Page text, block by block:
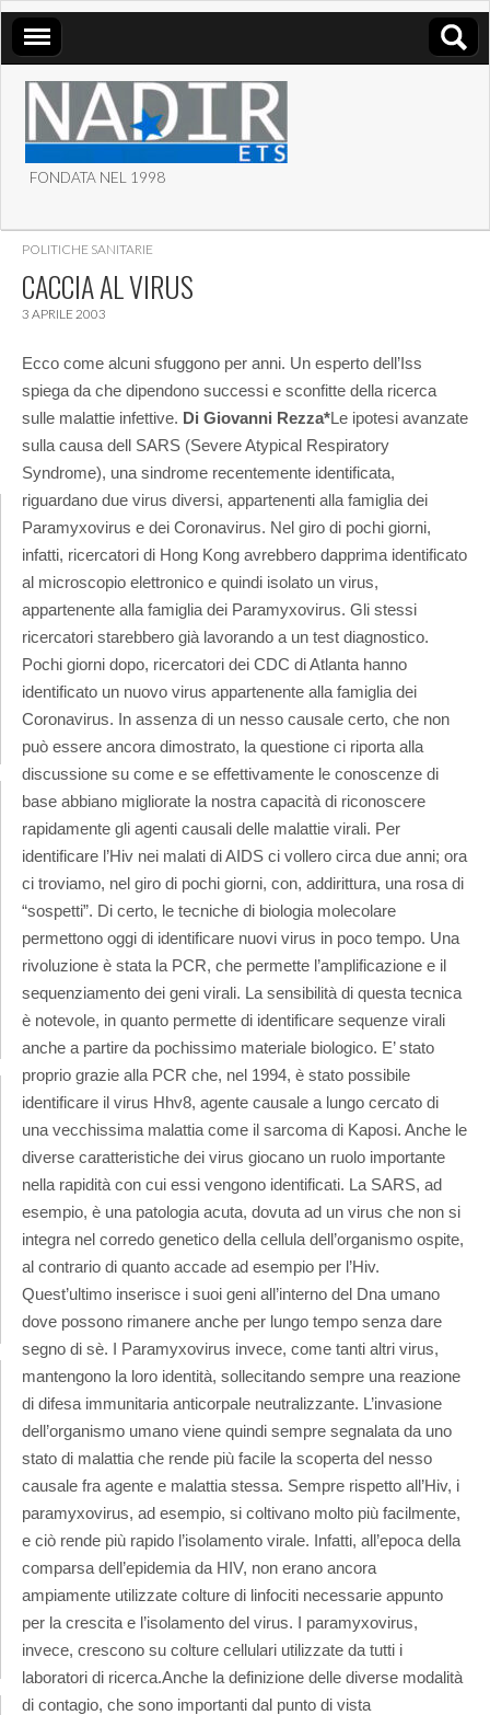
ASSOCIAZIONE NADIR
ETS
FONDATA NEL 1998
POLITICHE SANITARIE
CACCIA AL VIRUS
3 APRILE 2003
Ecco come alcuni sfuggono per anni. Un esperto dell’Iss
spiega da che dipendono successi e sconfitte della ricerca
sulle malattie infettive. Di Giovanni Rezza*Le ipotesi avanzate
sulla causa dell SARS (Severe Atypical Respiratory
Syndrome), una sindrome recentemente identificata,
riguardano due virus diversi, appartenenti alla famiglia dei
Paramyxovirus e dei Coronavirus. Nel giro di pochi giorni,
infatti, ricercatori di Hong Kong avrebbero dapprima identificato
al microscopio elettronico e quindi isolato un virus,
appartenente alla famiglia dei Paramyxovirus. Gli stessi
ricercatori starebbero già lavorando a un test diagnostico.
Pochi giorni dopo, ricercatori dei CDC di Atlanta hanno
identificato un nuovo virus appartenente alla famiglia dei
Coronavirus. In assenza di un nesso causale certo, che non
può essere ancora dimostrato, la questione ci riporta alla
discussione su come e se effettivamente le conoscenze di
base abbiano migliorate la nostra capacità di riconoscere
rapidamente gli agenti causali delle malattie virali. Per
identificare l’Hiv nei malati di AIDS ci vollero circa due anni; ora
ci troviamo, nel giro di pochi giorni, con, addirittura, una rosa di
“sospetti”. Di certo, le tecniche di biologia molecolare
permettono oggi di identificare nuovi virus in poco tempo. Una
rivoluzione è stata la PCR, che permette l’amplificazione e il
sequenziamento dei geni virali. La sensibilità di questa tecnica
è notevole, in quanto permette di identificare sequenze virali
anche a partire da pochissimo materiale biologico. E’ stato
proprio grazie alla PCR che, nel 1994, è stato possibile
identificare il virus Hhv8, agente causale a lungo cercato di
una vecchissima malattia come il sarcoma di Kaposi. Anche le
diverse caratteristiche dei virus giocano un ruolo importante
nella rapidità con cui essi vengono identificati. La SARS, ad
esempio, è una patologia acuta, dovuta ad un virus che non si
integra nel corredo genetico della cellula dell’organismo ospite,
al contrario di quanto accade ad esempio per l’Hiv.
Quest’ultimo inserisce i suoi geni all’interno del Dna umano
dove possono rimanere anche per lungo tempo senza dare
segno di sè. I Paramyxovirus invece, come tanti altri virus,
mantengono la loro identità, sollecitando sempre una reazione
di difesa immunitaria anticorpale neutralizzante. L’invasione
dell’organismo umano viene quindi sempre segnalata da uno
stato di malattia che rende più facile la scoperta del nesso
causale fra agente e malattia stessa. Sempre rispetto all’Hiv, i
paramyxovirus, ad esempio, si coltivano molto più facilmente,
e ciò rende più rapido l’isolamento virale. Infatti, all’epoca della
comparsa dell’epidemia da HIV, non erano ancora
ampiamente utilizzate colture di linfociti necessarie appunto
per la crescita e l’isolamento del virus. I paramyxovirus,
invece, crescono su colture cellulari utilizzate da tutti i
laboratori di ricerca.Anche la definizione delle diverse modalità
di contagio, che sono importanti dal punto di vista